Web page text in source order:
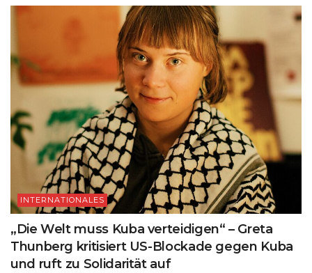
INTERNATIONALES
„Die Welt muss Kuba verteidigen“ – Greta
Thunberg kritisiert US-Blockade gegen Kuba
und ruft zu Solidarität auf